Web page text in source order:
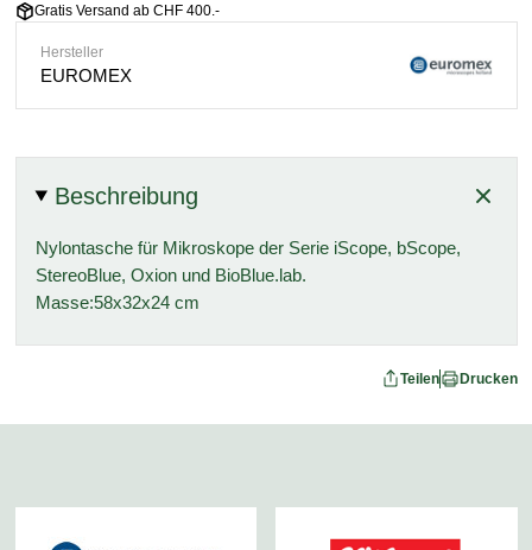
Gratis Versand ab CHF 400.-
Hersteller
EUROMEX
Beschreibung
Nylontasche für Mikroskope der Serie iScope, bScope,
StereoBlue, Oxion und BioBlue.lab.
Masse:58x32x24 cm
Teilen Drucken